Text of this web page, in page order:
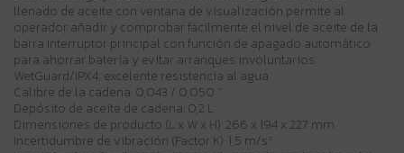
llenado de aceite con ventana de visualización permite al
operador añadir y comprobar fácilmente el nivel de aceite de la
barra Interruptor principal con función de apagado automático
para ahorrar batería y evitar arranques involuntarios
WetGuard/IPX4; excelente resistencia al agua
Calibre de la cadena: 0,043 / 0,050 "
Depósito de aceite de cadena: 0,2 L
Dimensiones de producto (L x W x H): 266 x 194 x 227 mm
Incertidumbre de vibración (Factor K): 1,5 m/s²